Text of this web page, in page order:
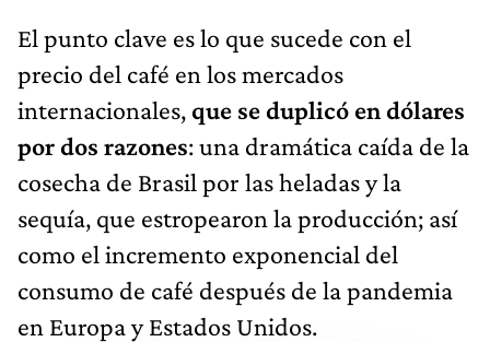
El punto clave es lo que sucede con el
precio del café en los mercados
internacionales, que se duplicó en dólares
por dos razones: una dramática caída de la
cosecha de Brasil por las heladas y la
sequía, que estropearon la producción; así
como el incremento exponencial del
consumo de café después de la pandemia
en Europa y Estados Unidos.